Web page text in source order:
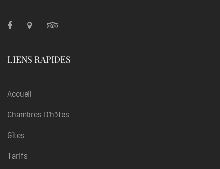
LIENS RAPIDES
Accueil
Chambres D’hôtes
Gîtes
Tarifs